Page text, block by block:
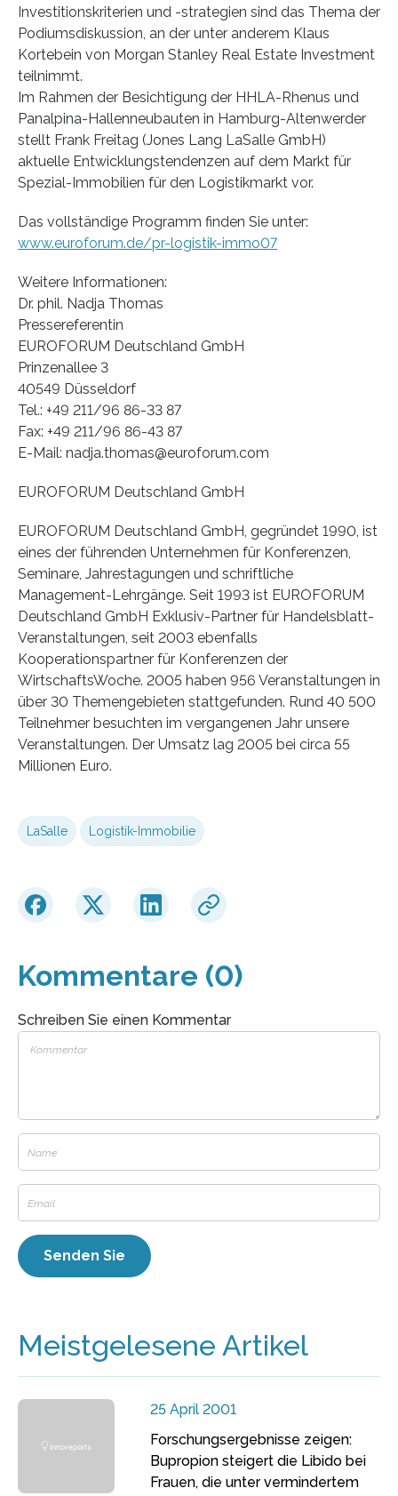
Investitionskriterien und -strategien sind das Thema der
Podiumsdiskussion, an der unter anderem Klaus
Kortebein von Morgan Stanley Real Estate Investment
teilnimmt.
Im Rahmen der Besichtigung der HHLA-Rhenus und
Panalpina-Hallenneubauten in Hamburg-Altenwerder
stellt Frank Freitag (Jones Lang LaSalle GmbH)
aktuelle Entwicklungstendenzen auf dem Markt für
Spezial-Immobilien für den Logistikmarkt vor.
Das vollständige Programm finden Sie unter:
www.euroforum.de/pr-logistik-immo07
Weitere Informationen:
Dr. phil. Nadja Thomas
Pressereferentin
EUROFORUM Deutschland GmbH
Prinzenallee 3
40549 Düsseldorf
Tel.: +49 211/96 86-33 87
Fax: +49 211/96 86-43 87
E-Mail: nadja.thomas@euroforum.com
EUROFORUM Deutschland GmbH
EUROFORUM Deutschland GmbH, gegründet 1990, ist
eines der führenden Unternehmen für Konferenzen,
Seminare, Jahrestagungen und schriftliche
Management-Lehrgänge. Seit 1993 ist EUROFORUM
Deutschland GmbH Exklusiv-Partner für Handelsblatt-
Veranstaltungen, seit 2003 ebenfalls
Kooperationspartner für Konferenzen der
WirtschaftsWoche. 2005 haben 956 Veranstaltungen in
über 30 Themengebieten stattgefunden. Rund 40 500
Teilnehmer besuchten im vergangenen Jahr unsere
Veranstaltungen. Der Umsatz lag 2005 bei circa 55
Millionen Euro.
LaSalle Logistik-Immobilie
Kommentare (0)
Schreiben Sie einen Kommentar
Meistgelesene Artikel
25 April 2001
Forschungsergebnisse zeigen:
Bupropion steigert die Libido bei
Frauen, die unter vermindertem